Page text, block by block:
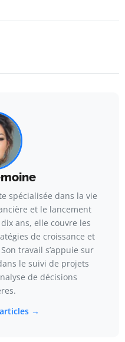
spécialisée dans la vie
et le lancement
ans, elle couvre les
de croissance et
travail s’appuie sur
le suivi de projets
de décisions
→